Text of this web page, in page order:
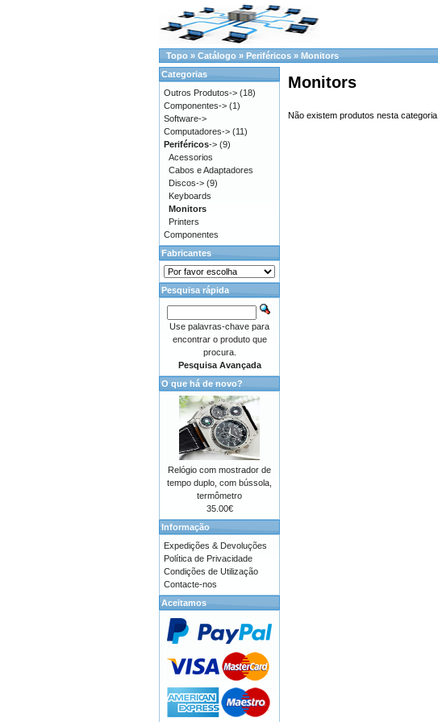
Topo » Catálogo » Periféricos » Monitors
Monitors
Não existem produtos nesta categoria.
Categorias
Outros Produtos-> (18)
Componentes-> (1)
Software->
Computadores-> (11)
Periféricos-> (9)
Acessorios
Cabos e Adaptadores
Discos-> (9)
Keyboards
Monitors
Printers
Componentes
Fabricantes
Pesquisa rápida
Use palavras-chave para
encontrar o produto que
procura.
Pesquisa Avançada
O que há de novo?
Relógio com mostrador de
tempo duplo, com bússola,
termômetro
35.00€
Informação
Expedições & Devoluções
Política de Privacidade
Condições de Utilização
Contacte-nos
Aceitamos